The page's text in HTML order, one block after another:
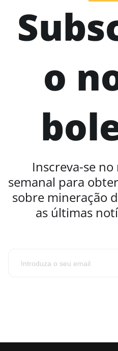
o
Inscreva-se
semanal para
sobre mineração
as últimas